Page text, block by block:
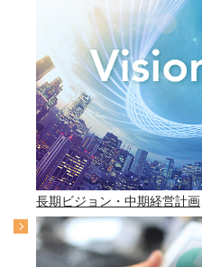
長期ビジョン・中期経営計画